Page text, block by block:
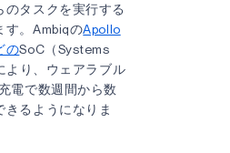
のタスクを実行する
す。AmbiqのApollo
のSoC（Systems
より、ウェアラブル
電で数週間から数
きるようになりま